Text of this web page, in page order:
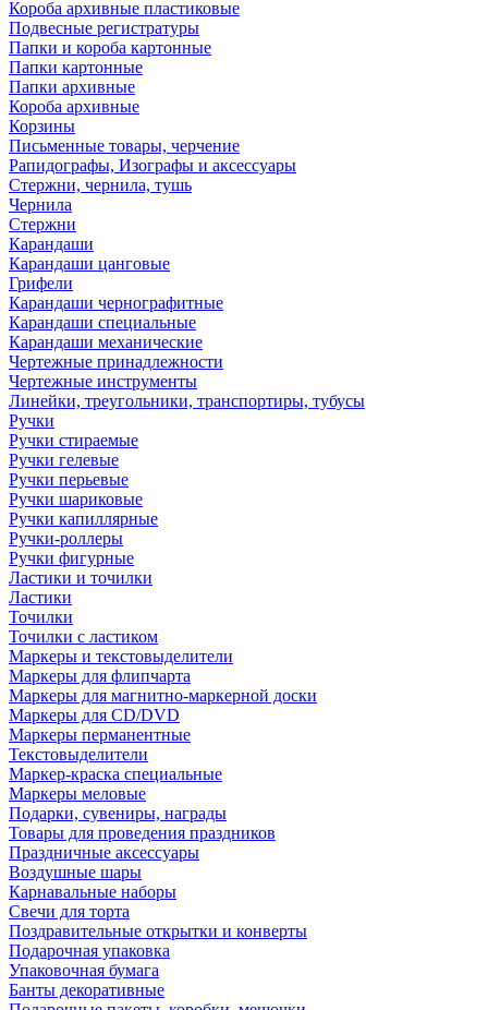
Короба архивные пластиковые
Подвесные регистратуры
Папки и короба картонные
Папки картонные
Папки архивные
Короба архивные
Корзины
Письменные товары, черчение
Рапидографы, Изографы и аксессуары
Стержни, чернила, тушь
Чернила
Стержни
Карандаши
Карандаши цанговые
Грифели
Карандаши чернографитные
Карандаши специальные
Карандаши механические
Чертежные принадлежности
Чертежные инструменты
Линейки, треугольники, транспортиры, тубусы
Ручки
Ручки стираемые
Ручки гелевые
Ручки перьевые
Ручки шариковые
Ручки капиллярные
Ручки-роллеры
Ручки фигурные
Ластики и точилки
Ластики
Точилки
Точилки с ластиком
Маркеры и текстовыделители
Маркеры для флипчарта
Маркеры для магнитно-маркерной доски
Маркеры для CD/DVD
Маркеры перманентные
Текстовыделители
Маркер-краска специальные
Маркеры меловые
Подарки, сувениры, награды
Товары для проведения праздников
Праздничные аксессуары
Воздушные шары
Карнавальные наборы
Свечи для торта
Поздравительные открытки и конверты
Подарочная упаковка
Упаковочная бумага
Банты декоративные